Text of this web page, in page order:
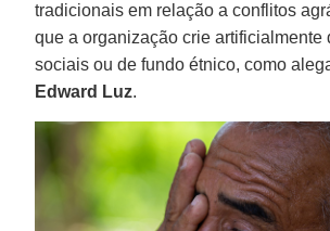
tradicionais em relação a conflitos
que a organização crie artificialmente
sociais ou de fundo étnico, como
Edward Luz.